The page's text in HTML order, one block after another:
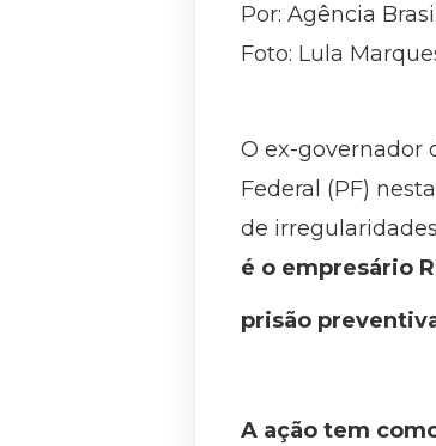
Por: Agência Brasil
Foto: Lula
O ex-governador
Federal (PF)
de
é o empresário
prisão
A ação tem